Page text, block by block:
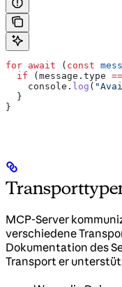
for await ( const
  if
( message . type
    console
. log (
  }
}
MCP-Server
verschiedene
Dokumentation des
Transport er